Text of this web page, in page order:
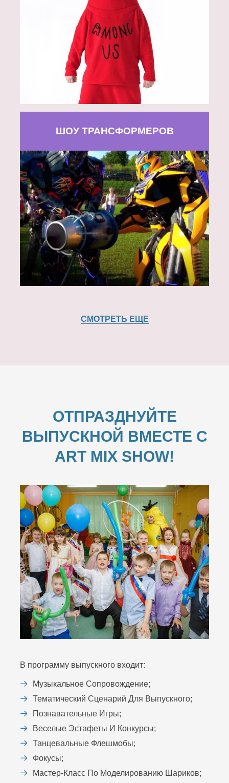
ШОУ ТРАНСФОРМЕРОВ
СМОТРЕТЬ ЕЩЕ
ОТПРАЗДНУЙТЕ
ВЫПУСКНОЙ ВМЕСТЕ С
ART MIX SHOW!
В программу выпускного входит:
Музыкальное Сопровождение;
Тематический Сценарий Для Выпускного;
Познавательные Игры;
Веселые Эстафеты И Конкурсы;
Танцевальные Флешмобы;
Фокусы;
Мастер-Класс По Моделированию Шариков;